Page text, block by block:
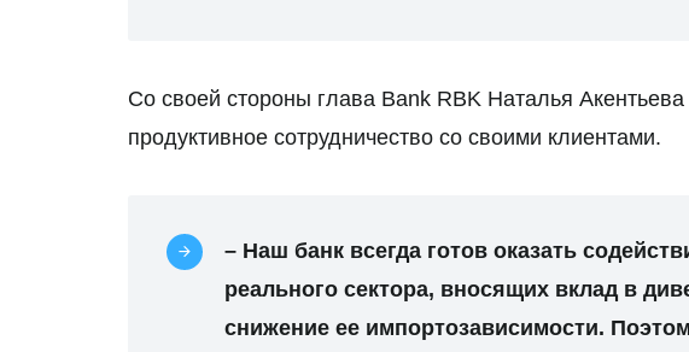
Со своей стороны глава Bank RBK Наталья
продуктивное сотрудничество со своими клиентами.
– Наш банк всегда готов оказать
реального сектора, вносящих вклад в
снижение ее импортозависимости.